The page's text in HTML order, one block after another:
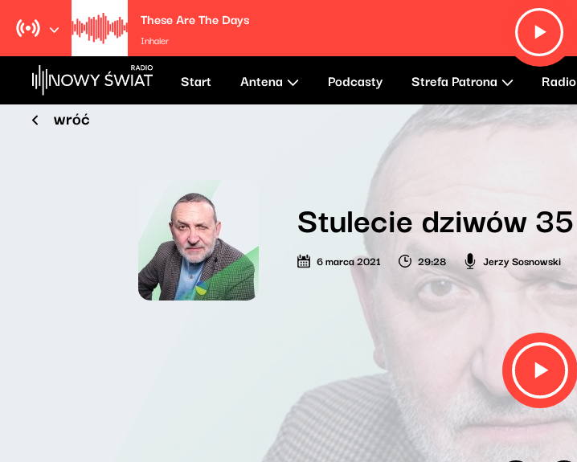
These Are The Days
Inhaler
Start Antena Podcasty Strefa Patrona Radio
wróć
Stulecie dziwów 35
6 marca 2021 29:28 Jerzy Sosnowski